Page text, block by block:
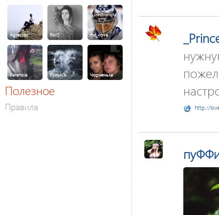
Agressor flor2 mc_vova
Paranoia РулЫкЪ Чорненька
Полезное
Правила http://